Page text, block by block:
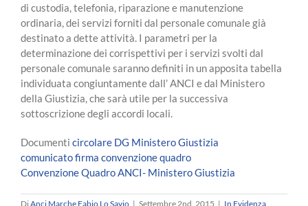
di custodia, telefonia, riparazione e manutenzione
ordinaria, dei servizi forniti dal personale comunale già
destinato a dette attività. I parametri per la
determinazione dei corrispettivi per i servizi svolti dal
personale comunale saranno definiti in un apposita tabella
individuata congiuntamente dall’ ANCI e dal Ministero
della Giustizia, che sarà utile per la successiva
sottoscrizione degli accordi locali.
Documenti circolare DG Ministero Giustizia
comunicato firma convenzione quadro
Convenzione Quadro ANCI- Ministero Giustizia
DiAnci Marche Fabio Lo Savio | Settembre 2nd, 2015 | In Evidenza